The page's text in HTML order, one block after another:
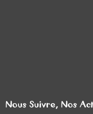
Nous Suivre, Nos